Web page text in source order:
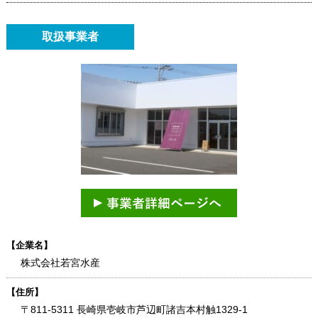
取扱事業者
【企業名】
株式会社若宮水産
【住所】
〒811-5311 長崎県壱岐市芦辺町諸吉本村触1329-1